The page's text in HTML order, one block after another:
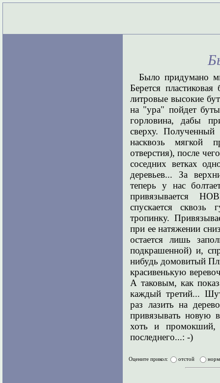
Было придумано
Берется
литровые высокие
на "ура" пойдет
горловина, дабы
сверху. Полученный
насквозь мягкой
отверстия), после
соседних ветках
деревьев... За
теперь у нас
привязывается
спускается сквозь
тропинку.
при ее натяжении
остается лишь
подкрашенной) и,
нибудь домовитый
красивенькую
А таковым, как
каждый третий...
раз лазить на
привязывать новую
хоть и промокший,
последнего...: -)
Оцените прикол: отстой